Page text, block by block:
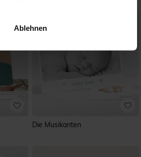
Ablehnen
Die Musikanten